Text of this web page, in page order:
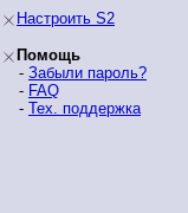
Настроить S2
Помощь
- Забыли пароль?
- FAQ
- Тех. поддержка